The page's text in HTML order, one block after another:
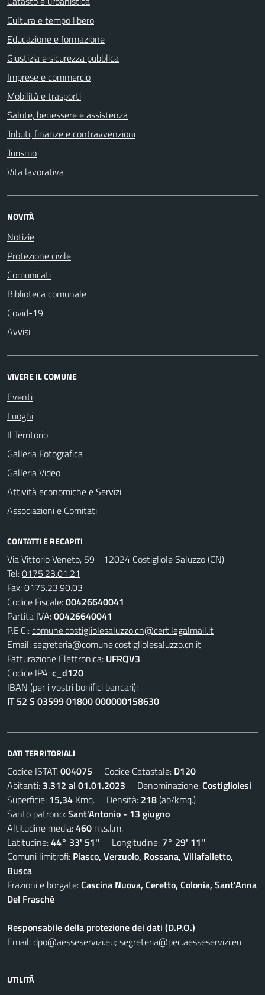
Cultura e tempo libero
Educazione e formazione
Giustizia e sicurezza pubblica
Imprese e commercio
Mobilità e trasporti
Salute, benessere e assistenza
Tributi, finanze e contravvenzioni
Turismo
Vita lavorativa
NOVITÀ
Notizie
Protezione civile
Comunicati
Biblioteca comunale
Covid-19
Avvisi
VIVERE IL COMUNE
Eventi
Luoghi
Il Territorio
Galleria Fotografica
Galleria Video
Attività economiche e Servizi
Associazioni e Comitati
CONTATTI E RECAPITI
Via Vittorio Veneto, 59 - 12024 Costigliole Saluzzo (CN)
Tel:0175.23.01.21
Fax:0175.23.90.03
Codice Fiscale:00426640041
Partita IVA:00426640041
P.E.C.:comune.costigliolesaluzzo.cn@cert.legalmail.it
Email:segreteria@comune.costigliolesaluzzo.cn.it
Fatturazione Elettronica: UFRQV3
Codice IPA:c_d120
IBAN (per i vostri bonifici bancari):
IT 52 S 03599 01800 000000158630
DATI TERRITORIALI
Codice ISTAT:004075 Codice Catastale: D120
Abitanti: 3.312 al 01.01.2023 Denominazione:Costigliolesi
Superficie: 15,34 Kmq. Densità: 218(ab/kmq.)
Santo patrono:Sant'Antonio - 13 giugno
Altitudine media:460 m.s.l.m.
Latitudine:44° 33' 51'' Longitudine: 7° 29' 11''
Comuni limitrofi: Piasco, Verzuolo, Rossana, Villafalletto,
Busca
Frazioni e borgate:Cascina Nuova, Ceretto, Colonia, Sant'Anna
Del Fraschè
Responsabile della protezione dei dati (D.P.O.)
Email:dpo@aesseservizi.eu; segreteria@pec.aesseservizi.eu
UTILITÀ